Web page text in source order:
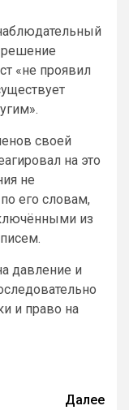
«не проявил
своей
на это
не
его словам,
из
давление и
и право на
Далее